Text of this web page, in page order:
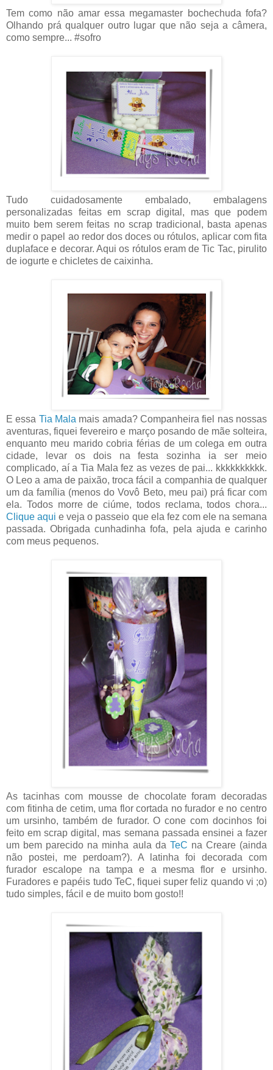
Tem como não amar essa megamaster bochechuda fofa?
Olhando prá qualquer outro lugar que não seja a câmera,
como sempre... #sofro
Tudo cuidadosamente embalado, embalagens
personalizadas feitas em scrap digital, mas que podem
muito bem serem feitas no scrap tradicional, basta apenas
medir o papel ao redor dos doces ou rótulos, aplicar com fita
duplaface e decorar. Aqui os rótulos eram de Tic Tac, pirulito
de iogurte e chicletes de caixinha.
E essa Tia Mala mais amada? Companheira fiel nas nossas
aventuras, fiquei fevereiro e março posando de mãe solteira,
enquanto meu marido cobria férias de um colega em outra
cidade, levar os dois na festa sozinha ia ser meio
complicado, aí a Tia Mala fez as vezes de pai... kkkkkkkkkk.
O Leo a ama de paixão, troca fácil a companhia de qualquer
um da família (menos do Vovô Beto, meu pai) prá ficar com
ela. Todos morre de ciúme, todos reclama, todos chora...
Clique aqui e veja o passeio que ela fez com ele na semana
passada. Obrigada cunhadinha fofa, pela ajuda e carinho
com meus pequenos.
As tacinhas com mousse de chocolate foram decoradas
com fitinha de cetim, uma flor cortada no furador e no centro
um ursinho, também de furador. O cone com docinhos foi
feito em scrap digital, mas semana passada ensinei a fazer
um bem parecido na minha aula da TeC na Creare (ainda
não postei, me perdoam?). A latinha foi decorada com
furador escalope na tampa e a mesma flor e ursinho.
Furadores e papéis tudo TeC, fiquei super feliz quando vi ;o)
tudo simples, fácil e de muito bom gosto!!